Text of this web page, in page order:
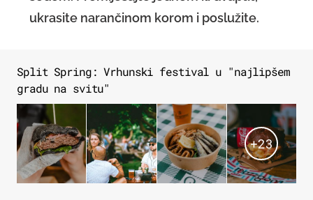
ukrasite narančinom korom i poslužite.
Split Spring: Vrhunski festival u "najlipšem
gradu na svitu"
+23